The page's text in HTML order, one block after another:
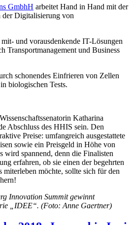
GmbhH arbeitet Hand in Hand mit der
der Digitalisierung von
und vorausdenkende IT-Lösungen
Transportmanagement und Business
schonendes Einfrieren von Zellen
biologischen Tests.
Katharina
Abschluss des HHIS sein. Den
Preise: umfangreich ausgestattete
sowie ein Preisgeld in Höhe von
wird spannend, denn die Finalisten
erfahren, ob sie einen der begehrten
miterleben möchte, sollte sich für den
Innovation Summit gewinnt
„IDEE“. (Foto: Anne Gaertner)